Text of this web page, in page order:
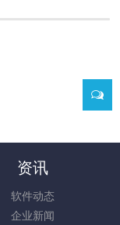
资讯
软件动态
企业新闻